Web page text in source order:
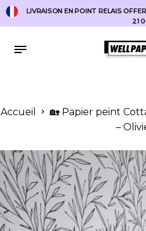
LIVRAISON EN POINT RELAIS
21
Accueil 🏡 Papier peint
–